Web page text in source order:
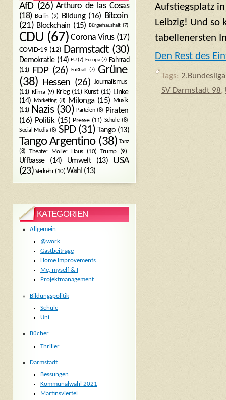
Aufstiegsplatz
Leibzig! Und so
tabellenersten
Den Rest des
Tags: 2.Bundesliga
SV Darmstadt 98,
AfD(26) Arthuro de las Cosas
(18) Berlin (9) Bildung(16) Bitcoin
(21) Blockchain (15) Bürgerhaushalt (7)
CDU (67) Corona Virus(17)
COVID-19 (12) Darmstadt (30)
Demokratie(14) EU(7) Europa(7) Fahrrad
(11)
FDP(26) Fußball (7)
Grüne
(38) Hessen (26) Journalismus
(11) Klima(9) Krieg(11) Kunst(11) Linke
(14) Marketing(8) Milonga(15) Musik
(11) Nazis(30) Parteien(8) Piraten
(16) Politik(15) Presse(11) Schule(8)
Social Media (8) SPD(31) Tango(13)
Tango Argentino(38) Tanz
(8)
Theater Moller Haus(10) Trump(9)
Uffbasse(14) Umwelt(13)
USA
(23) Verkehr(10) Wahl (13)
KATEGORIEN
Allgemein
@work
Gastbeiträge
Home Improvements
Me, myself & I
Projektmanagement
Bildungspolitik
Schule
Uni
Bücher
Thriller
Darmstadt
Bessungen
Kommunalwahl 2021
Martinsviertel